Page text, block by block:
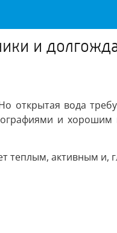
и
открытая вода
и хорошим
теплым, активным и,